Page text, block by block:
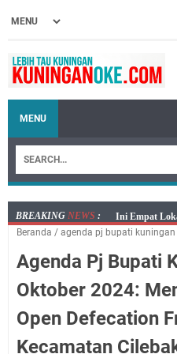
MENU
BREAKING NEWS :
Jumat 7
Kecamatan
Embun Pagi
Kelaparan
Salat Lima
Beranda / agenda pj bupati kuningan
Agenda Pj Bupati
Oktober 2024:
Open Defecation
Kecamatan